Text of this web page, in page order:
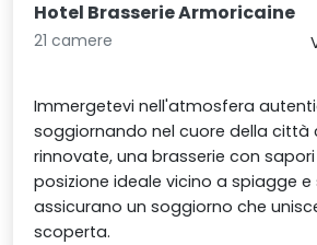
Hotel Brasserie Armoricaine
21 camere
Immergetevi nell'atmosfera
soggiornando nel cuore della città
rinnovate, una brasserie con
posizione ideale vicino a spiagge e
assicurano un soggiorno che
scoperta.